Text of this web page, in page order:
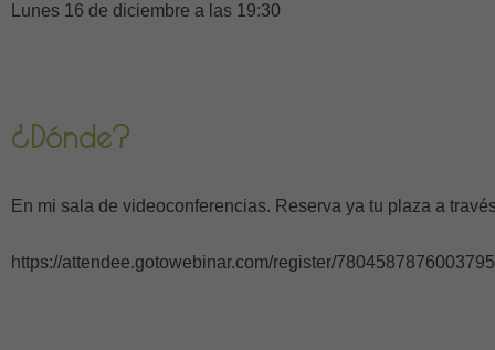
Lunes 16 de diciembre a las 19:30
¿Dónde?
En mi sala de videoconferencias. Reserva ya tu plaza a
https://attendee.gotowebinar.com/register/